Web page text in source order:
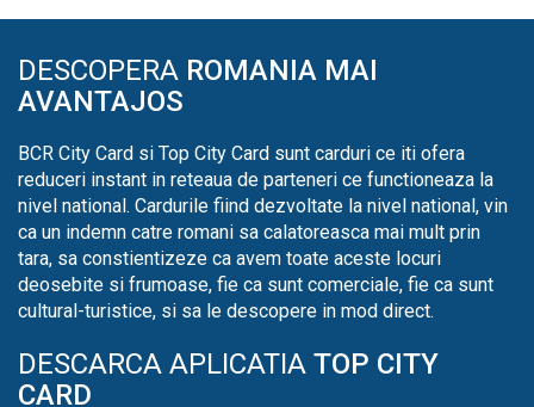
DESCOPERA ROMANIA MAI
AVANTAJOS
BCR City Card si Top City Card sunt carduri ce iti ofera
reduceri instant in reteaua de parteneri ce functioneaza la
nivel national. Cardurile fiind dezvoltate la nivel national, vin
ca un indemn catre romani sa calatoreasca mai mult prin
tara, sa constientizeze ca avem toate aceste locuri
deosebite si frumoase, fie ca sunt comerciale, fie ca sunt
cultural-turistice, si sa le descopere in mod direct.
DESCARCA APLICATIA TOP CITY
CARD